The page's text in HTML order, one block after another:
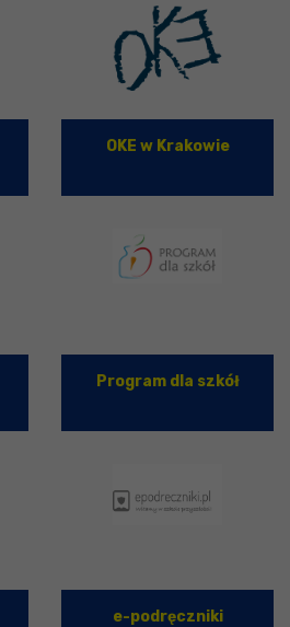
OKE w Krakowie
Program dla szkół
e-podręczniki